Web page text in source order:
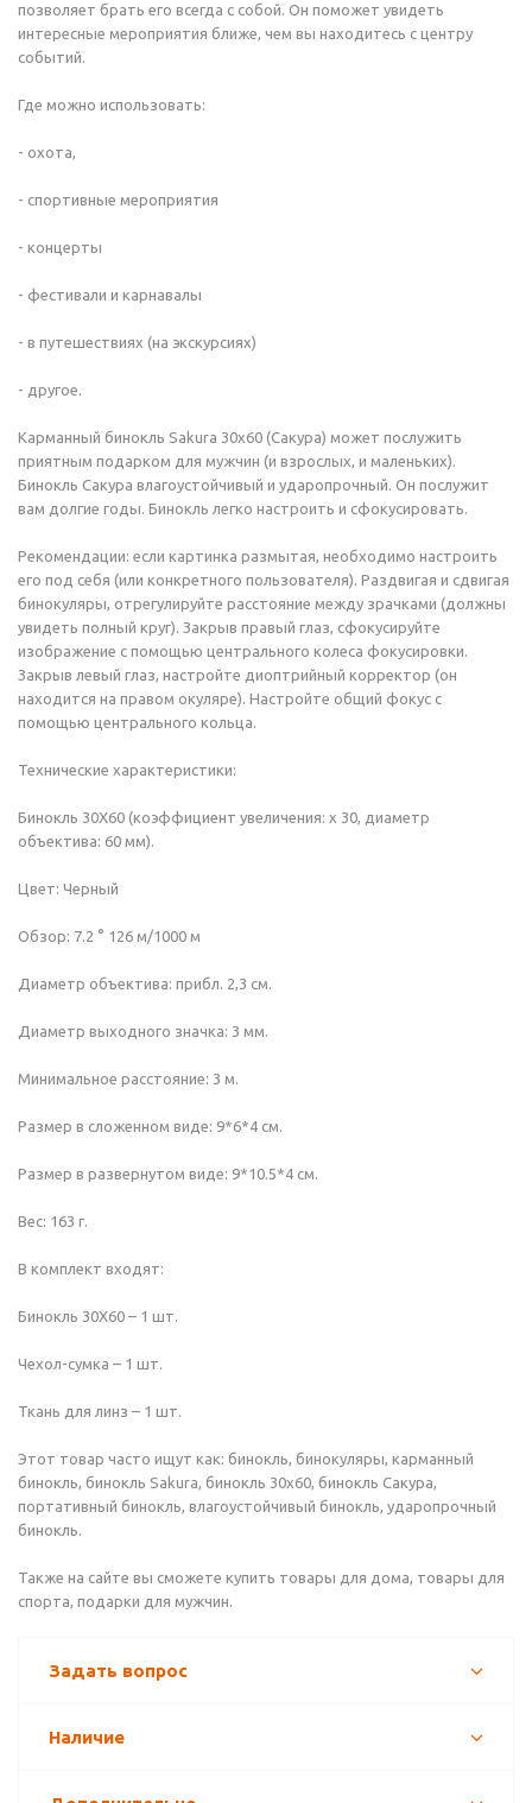
позволяет брать его всегда с собой. Он поможет увидеть
интересные мероприятия ближе, чем вы находитесь с центру
событий.
Где можно использовать:
- охота,
- спортивные мероприятия
- концерты
- фестивали и карнавалы
- в путешествиях (на экскурсиях)
- другое.
Карманный бинокль Sakura 30х60 (Сакура) может послужить
приятным подарком для мужчин (и взрослых, и маленьких).
Бинокль Сакура влагоустойчивый и ударопрочный. Он послужит
вам долгие годы. Бинокль легко настроить и сфокусировать.
Рекомендации: если картинка размытая, необходимо настроить
его под себя (или конкретного пользователя). Раздвигая и сдвигая
бинокуляры, отрегулируйте расстояние между зрачками (должны
увидеть полный круг). Закрыв правый глаз, сфокусируйте
изображение с помощью центрального колеса фокусировки.
Закрыв левый глаз, настройте диоптрийный корректор (он
находится на правом окуляре). Настройте общий фокус с
помощью центрального кольца.
Технические характеристики:
Бинокль 30X60 (коэффициент увеличения: х 30, диаметр
объектива: 60 мм).
Цвет: Черный
Обзор: 7.2 ° 126 м/1000 м
Диаметр объектива: прибл. 2,3 см.
Диаметр выходного значка: 3 мм.
Минимальное расстояние: 3 м.
Размер в сложенном виде: 9*6*4 см.
Размер в развернутом виде: 9*10.5*4 см.
Вес: 163 г.
В комплект входят:
Бинокль 30X60 – 1 шт.
Чехол-сумка – 1 шт.
Ткань для линз – 1 шт.
Этот товар часто ищут как: бинокль, бинокуляры, карманный
бинокль, бинокль Sakura, бинокль 30х60, бинокль Сакура,
портативный бинокль, влагоустойчивый бинокль, ударопрочный
бинокль.
Также на сайте вы сможете купить товары для дома, товары для
спорта, подарки для мужчин.
Задать вопрос
Наличие